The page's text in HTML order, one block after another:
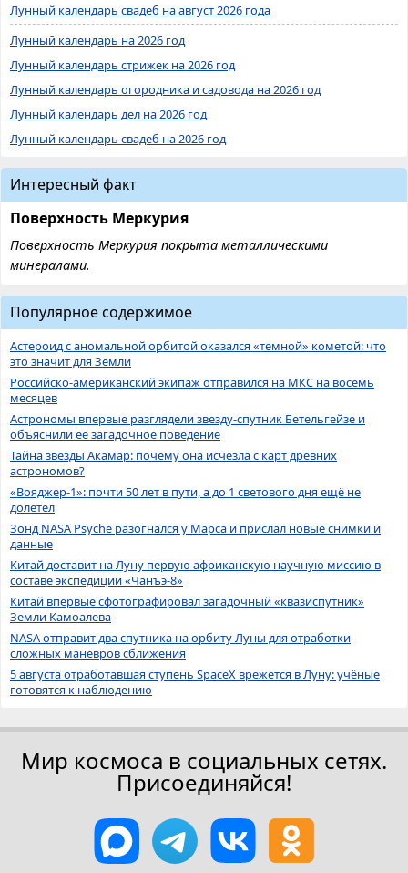
Лунный календарь свадеб на август 2026 года
Лунный календарь на 2026 год
Лунный календарь стрижек на 2026 год
Лунный календарь огородника и садовода на 2026 год
Лунный календарь дел на 2026 год
Лунный календарь свадеб на 2026 год
Интересный факт
Поверхность Меркурия
Поверхность Меркурия покрыта металлическими
минералами.
Популярное содержимое
Астероид с аномальной орбитой оказался «темной» кометой: что
это значит для Земли
Российско-американский экипаж отправился на МКС на восемь
месяцев
Астрономы впервые разглядели звезду-спутник Бетельгейзе и
объяснили её загадочное поведение
Тайна звезды Акамар: почему она исчезла с карт древних
астрономов?
«Вояджер-1»: почти 50 лет в пути, а до 1 светового дня ещё не
долетел
Зонд NASA Psyche разогнался у Марса и прислал новые снимки и
данные
Китай доставит на Луну первую африканскую научную миссию в
составе экспедиции «Чанъэ-8»
Китай впервые сфотографировал загадочный «квазиспутник»
Земли Камоалева
NASA отправит два спутника на орбиту Луны для отработки
сложных маневров сближения
5 августа отработавшая ступень SpaceX врежется в Луну: учёные
готовятся к наблюдению
Мир космоса в социальных сетях.
Присоединяйся!